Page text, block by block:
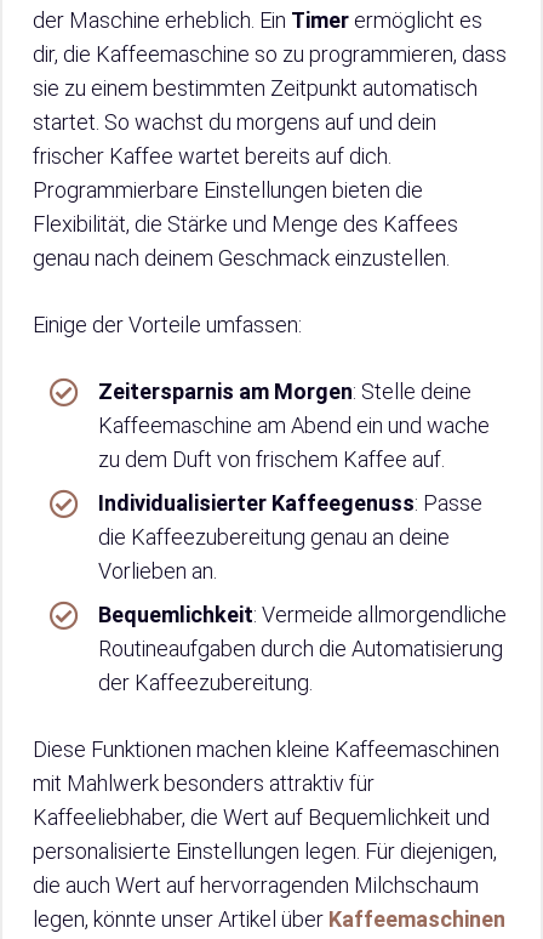
der Maschine erheblich. Ein Timer ermöglicht es
dir, die Kaffeemaschine so zu programmieren, dass
sie zu einem bestimmten Zeitpunkt automatisch
startet. So wachst du morgens auf und dein
frischer Kaffee wartet bereits auf dich.
Programmierbare Einstellungen bieten die
Flexibilität, die Stärke und Menge des Kaffees
genau nach deinem Geschmack einzustellen.
Einige der Vorteile umfassen:
Zeitersparnis am Morgen: Stelle deine
Kaffeemaschine am Abend ein und wache
zu dem Duft von frischem Kaffee auf.
Individualisierter Kaffeegenuss: Passe
die Kaffeezubereitung genau an deine
Vorlieben an.
Bequemlichkeit: Vermeide allmorgendliche
Routineaufgaben durch die Automatisierung
der Kaffeezubereitung.
Diese Funktionen machen kleine Kaffeemaschinen
mit Mahlwerk besonders attraktiv für
Kaffeeliebhaber, die Wert auf Bequemlichkeit und
personalisierte Einstellungen legen. Für diejenigen,
die auch Wert auf hervorragenden Milchschaum
legen, könnte unser Artikel über Kaffeemaschinen